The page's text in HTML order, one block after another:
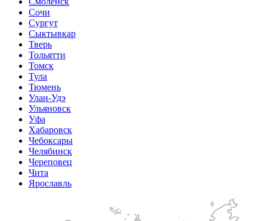
Сочи
Сургут
Сыктывкар
Тверь
Тольятти
Томск
Тула
Тюмень
Улан-Удэ
Ульяновск
Уфа
Хабаровск
Чебоксары
Челябинск
Череповец
Чита
Ярославль